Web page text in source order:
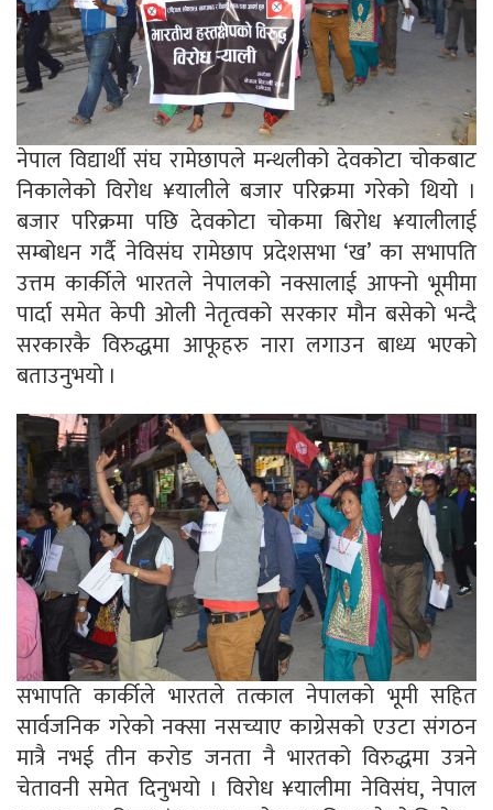
नेपाल विद्यार्थी संघ रामेछापले मन्थलीको देवकोटा चोकबाट
निकालेको विरोध ¥यालीले बजार परिक्रमा गरेको थियो ।
बजार परिक्रमा पछि देवकोटा चोकमा बिरोध ¥यालीलाई
सम्बोधन गर्दै नेविसंघ रामेछाप प्रदेशसभा ‘ख’ का सभापति
उत्तम कार्कीले भारतले नेपालको नक्सालाई आफ्नो भूमीमा
पार्दा समेत केपी ओली नेतृत्वको सरकार मौन बसेको भन्दै
सरकारकै विरुद्धमा आफूहरु नारा लगाउन बाध्य भएको
बताउनुभयो ।
सभापति कार्कीले भारतले तत्काल नेपालको भूमी सहित
सार्वजनिक गरेको नक्सा नसच्याए काग्रेसको एउटा संगठन
मात्रै नभई तीन करोड जनता नै भारतको विरुद्धमा उत्रने
चेतावनी समेत दिनुभयो । विरोध ¥यालीमा नेविसंघ, नेपाल